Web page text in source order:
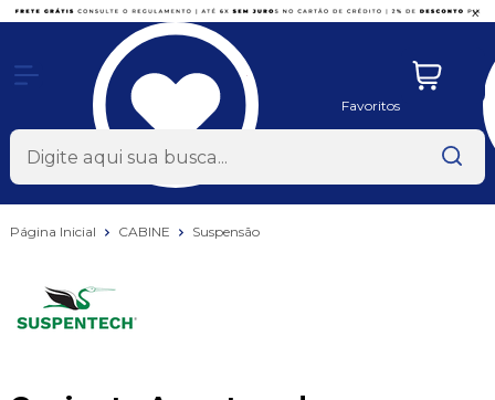
x
Favoritos
Página Inicial CABINE Suspensão